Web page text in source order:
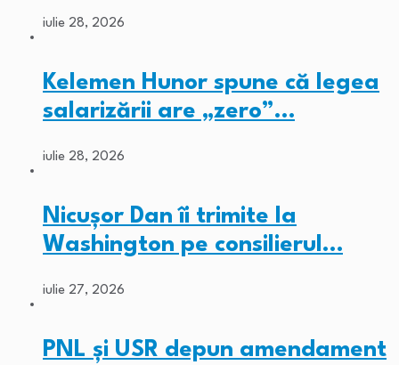
iulie 28, 2026
Kelemen Hunor spune că legea
salarizării are „zero”…
iulie 28, 2026
Nicușor Dan îi trimite la
Washington pe consilierul…
iulie 27, 2026
PNL și USR depun amendament